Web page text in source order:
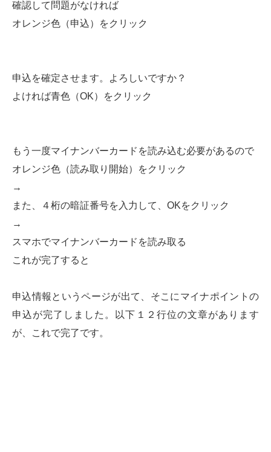
確認して問題がなければ
オレンジ色（申込）をクリック
申込を確定させます。よろしいですか？
よければ青色（OK）をクリック
もう一度マイナンバーカードを読み込む必要があるので
オレンジ色（読み取り開始）をクリック
→
また、４桁の暗証番号を入力して、OKをクリック
→
スマホでマイナンバーカードを読み取る
これが完了すると
申込情報というページが出て、そこにマイナポイントの
申込が完了しました。以下１２行位の文章があります
が、これで完了です。